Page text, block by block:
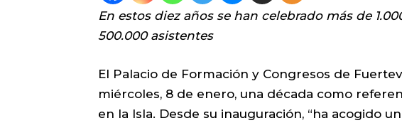
En estos diez años se han celebrado más de
500.000 asistentes
El Palacio de Formación y Congresos de
miércoles, 8 de enero, una década como
en la Isla. Desde su inauguración, “ha acogido